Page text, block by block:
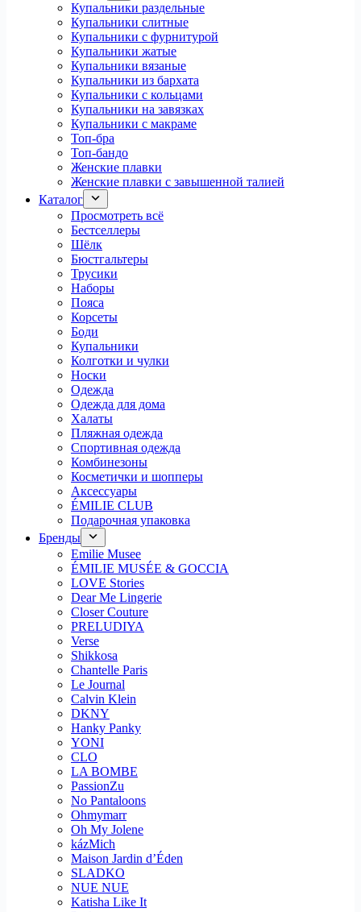
Купальники раздельные
Купальники слитные
Купальники с фурнитурой
Купальники жатые
Купальники вязаные
Купальники из бархата
Купальники с кольцами
Купальники на завязках
Купальники с макраме
Топ-бра
Топ-бандо
Женские плавки
Женские плавки с завышенной талией
Каталог
Просмотреть всё
Бестселлеры
Шёлк
Бюстгальтеры
Трусики
Наборы
Пояса
Корсеты
Боди
Купальники
Колготки и чулки
Носки
Одежда
Одежда для дома
Халаты
Пляжная одежда
Спортивная одежда
Комбинезоны
Косметички и шопперы
Аксессуары
ÉMILIE CLUB
Подарочная упаковка
Бренды
Emilie Musee
ÉMILIE MUSÉE & GOCCIA
LOVE Stories
Dear Me Lingerie
Closer Couture
PRELUDIYA
Verse
Shikkosa
Chantelle Paris
Le Journal
Calvin Klein
DKNY
Hanky Panky
YONI
CLO
LA BOMBE
PassionZu
No Pantaloons
Ohmymarr
Oh My Jolene
kázMich
Maison Jardin d’Éden
SLADKO
NUE NUE
Katisha Like It